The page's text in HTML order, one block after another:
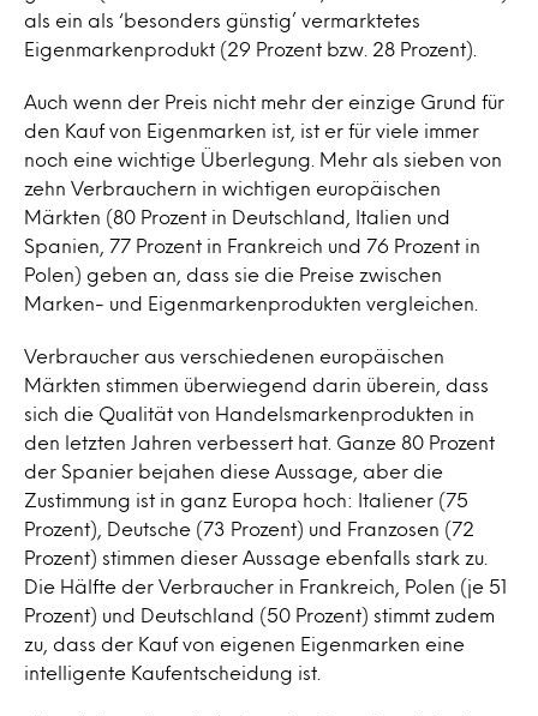
als ein als ‘besonders günstig’ vermarktetes
Eigenmarkenprodukt (29 Prozent bzw. 28 Prozent).
Auch wenn der Preis nicht mehr der einzige Grund für
den Kauf von Eigenmarken ist, ist er für viele immer
noch eine wichtige Überlegung. Mehr als sieben von
zehn Verbrauchern in wichtigen europäischen
Märkten (80 Prozent in Deutschland, Italien und
Spanien, 77 Prozent in Frankreich und 76 Prozent in
Polen) geben an, dass sie die Preise zwischen
Marken- und Eigenmarkenprodukten vergleichen.
Verbraucher aus verschiedenen europäischen
Märkten stimmen überwiegend darin überein, dass
sich die Qualität von Handelsmarkenprodukten in
den letzten Jahren verbessert hat. Ganze 80 Prozent
der Spanier bejahen diese Aussage, aber die
Zustimmung ist in ganz Europa hoch: Italiener (75
Prozent), Deutsche (73 Prozent) und Franzosen (72
Prozent) stimmen dieser Aussage ebenfalls stark zu.
Die Hälfte der Verbraucher in Frankreich, Polen (je 51
Prozent) und Deutschland (50 Prozent) stimmt zudem
zu, dass der Kauf von eigenen Eigenmarken eine
intelligente Kaufentscheidung ist.